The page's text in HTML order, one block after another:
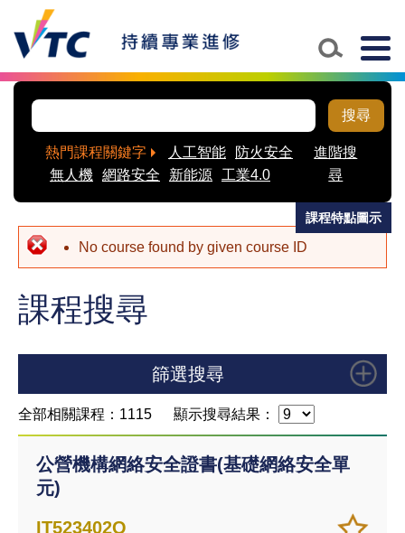
Skip to main content
搜尋
熱門課程關鍵字 人工智能
防火安全
無人機 網路安全 新能源 工業4.0
進階搜
尋
No course found by given course ID
課程搜尋
篩選搜尋
全部相關課程：1115 顯示搜尋結果：
公營機構網絡安全證書(基礎網絡安全單
元)
加
儲存
IT523402Q
課程特點圖示